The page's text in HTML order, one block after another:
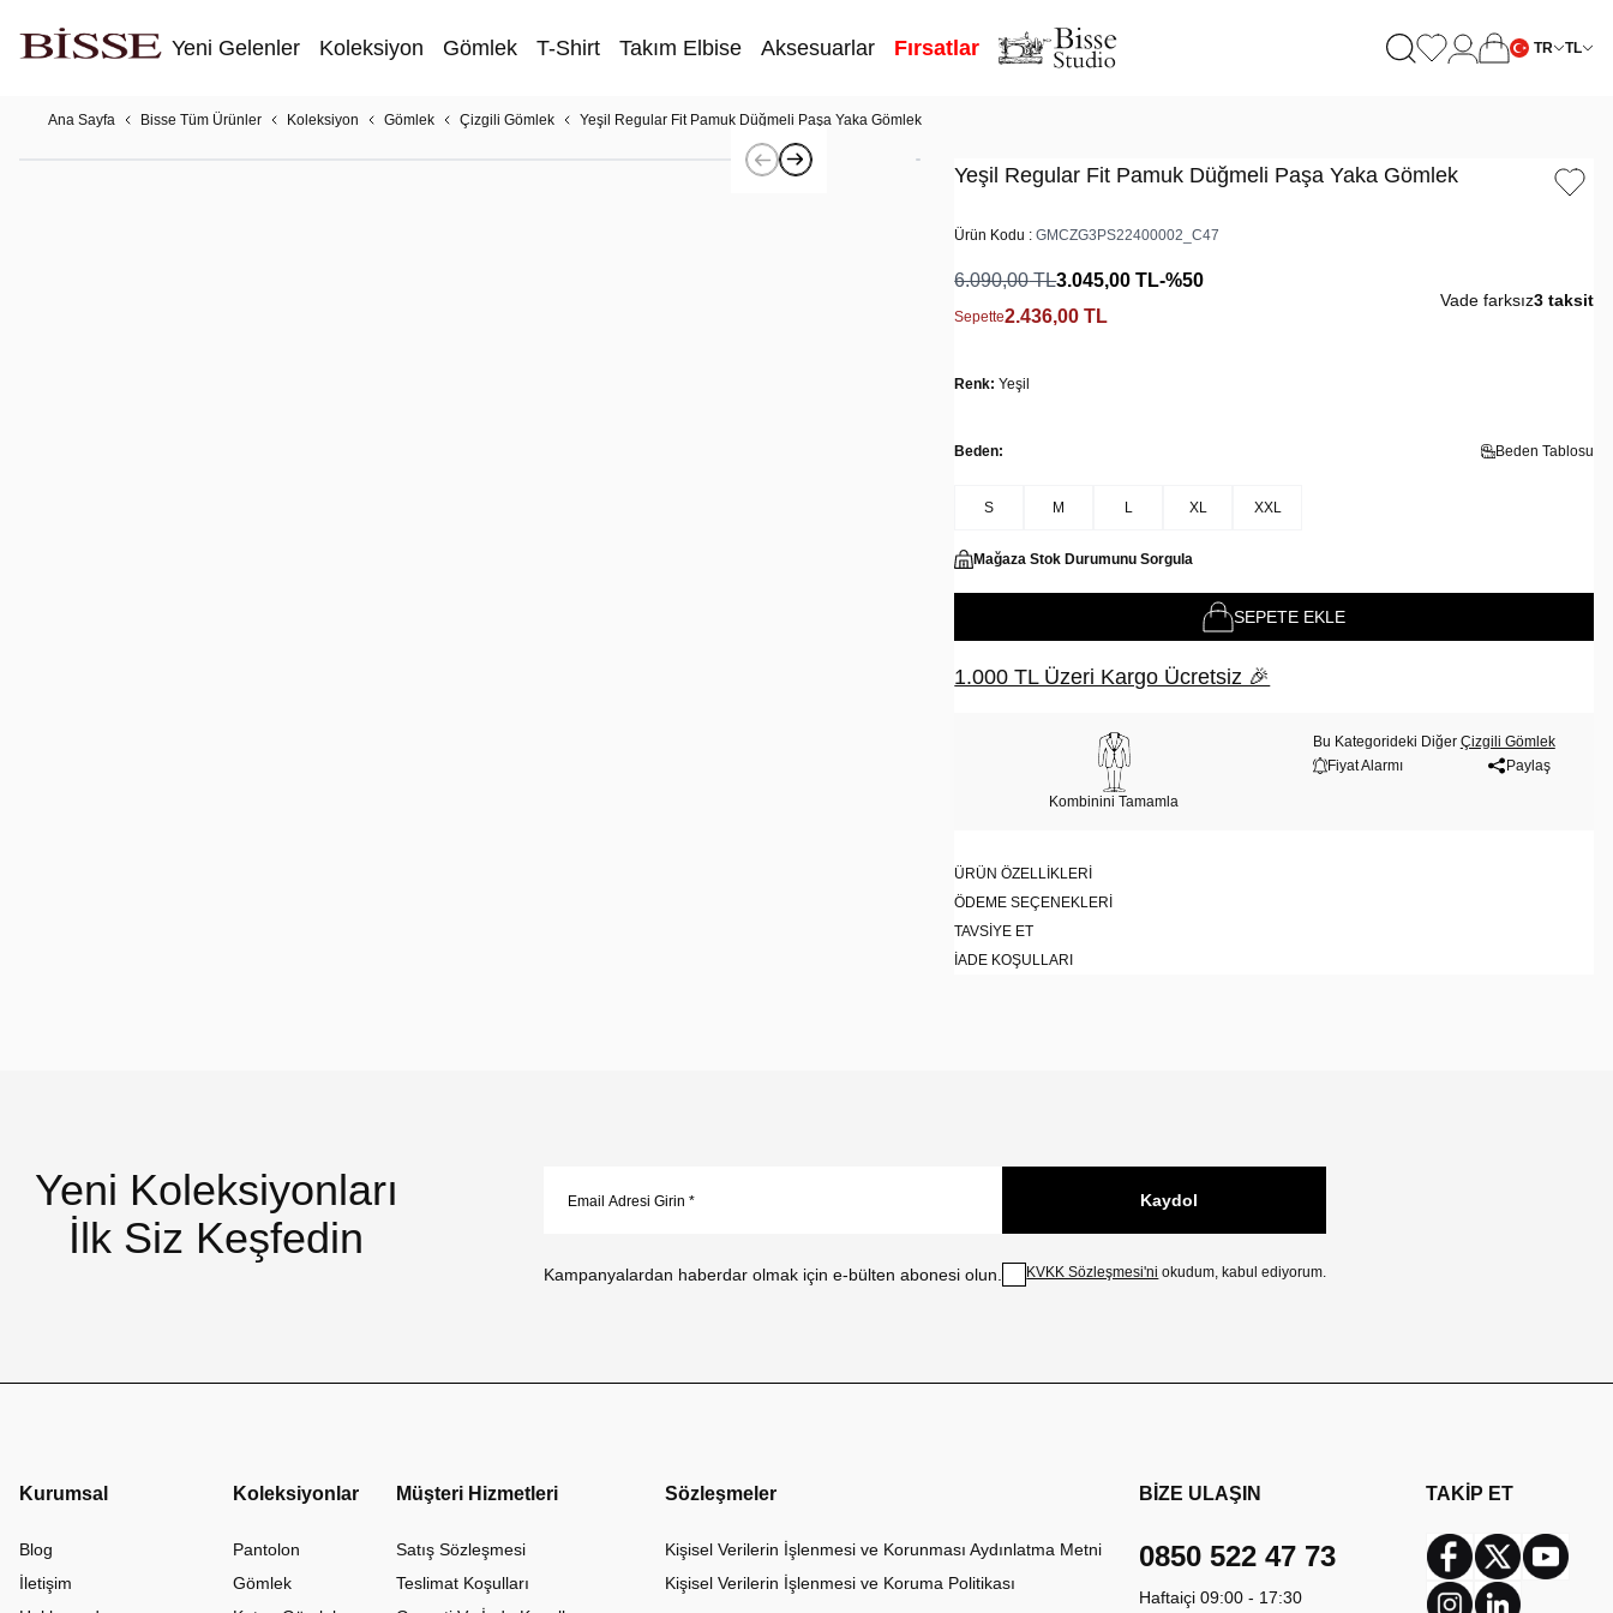
Yeni Gelenler Koleksiyon Gömlek T-Shirt Takım Elbise Aksesuarlar Fırsatlar TR TL
Ana Sayfa Bisse Tüm Ürünler Koleksiyon Gömlek Çizgili Gömlek Yeşil Regular Fit Pamuk Düğmeli Paşa Yaka Gömlek
Yeşil Regular Fit Pamuk Düğmeli Paşa Yaka Gömlek
Ürün Kodu :GMCZG3PS22400002_C47
6.090,00TL3.045,00 TL-%50
Sepette2.436,00 TL
Vade farksız3 taksit
Renk:Yeşil
Beden: Beden Tablosu
S M L XL XXL
Mağaza Stok Durumunu Sorgula
SEPETE EKLE
1.000 TL Üzeri Kargo Ücretsiz 🎉
Kombinini Tamamla
Bu Kategorideki Diğer Çizgili Gömlek
Fiyat Alarmı
Paylaş
ÜRÜN ÖZELLIKLERI
ÖDEME SEÇENEKLERI
TAVSIYE ET
İADE KOŞULLARI
Yeni Koleksiyonları
İlk Siz Keşfedin
Kampanyalardan haberdar olmak için e-bülten abonesi olun.
Kaydol
KVKK Sözleşmesi'ni okudum, kabul ediyorum.
Kurumsal
Blog
İletişim
Koleksiyonlar
Pantolon
Gömlek
Müşteri Hizmetleri
Satış Sözleşmesi
Teslimat Koşulları
Sözleşmeler
Kişisel Verilerin İşlenmesi ve Korunması Aydınlatma Metni
Kişisel Verilerin İşlenmesi ve Koruma Politikası
BİZE ULAŞIN
0850 522 47 73
Haftaiçi 09:00 - 17:30
TAKİP ET
Facebook
Twitter